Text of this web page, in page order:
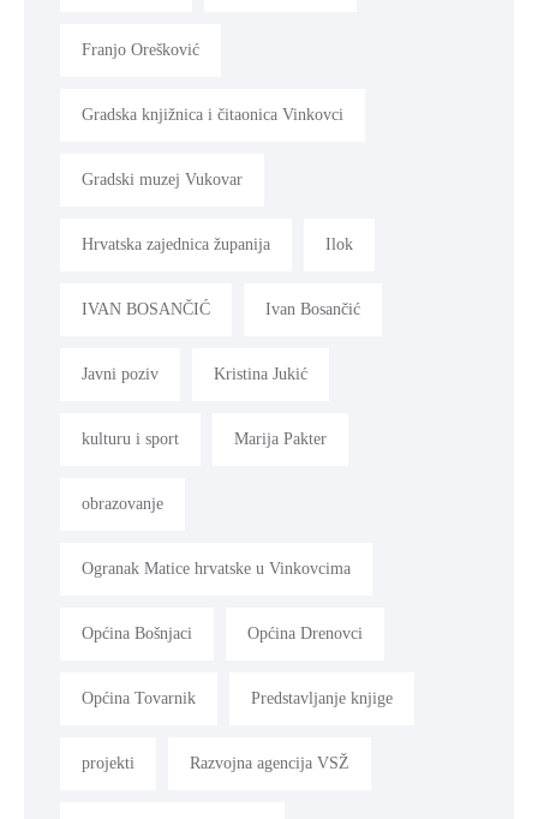
Franjo Orešković
Gradska knjižnica i čitaonica Vinkovci
Gradski muzej Vukovar
Hrvatska zajednica županija Ilok
IVAN BOSANČIĆ Ivan Bosančić
Javni poziv Kristina Jukić
kulturu i sport Marija Pakter
obrazovanje
Ogranak Matice hrvatske u Vinkovcima
Općina Bošnjaci Općina Drenovci
Općina Tovarnik Predstavljanje knjige
projekti Razvojna agencija VSŽ